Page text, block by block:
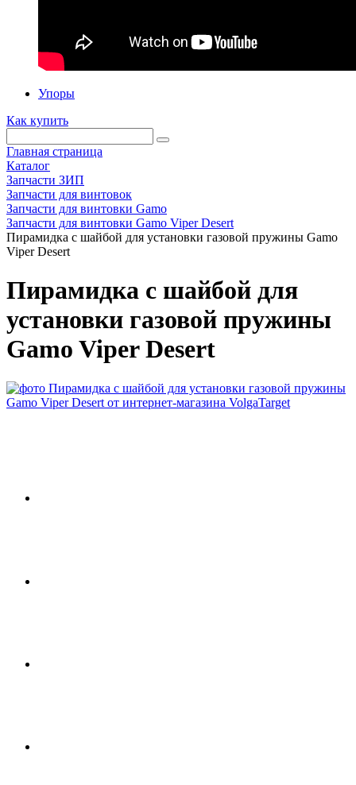
Упоры
Как купить
Главная страница
Каталог
Запчасти ЗИП
Запчасти для винтовок
Запчасти для винтовки Gamo
Запчасти для винтовки Gamo Viper Desert
Пирамидка с шайбой для установки газовой пружины Gamo
Viper Desert
Пирамидка с шайбой для
установки газовой пружины
Gamo Viper Desert